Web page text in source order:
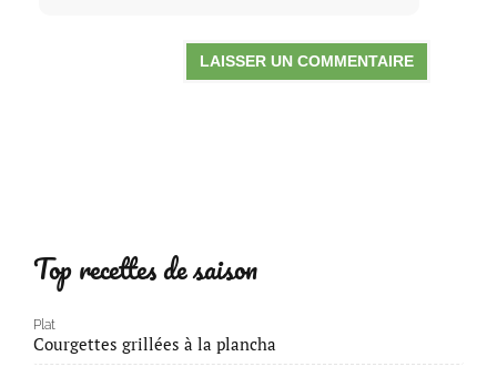
Top recettes de saison
Plat
Courgettes grillées à la plancha